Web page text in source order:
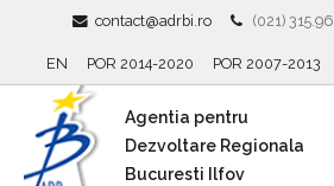
contact@adrbi.ro (021)
EN POR 2014-2020 POR 2007-2013
Agentia pentru
Dezvoltare Regionala
Bucuresti Ilfov